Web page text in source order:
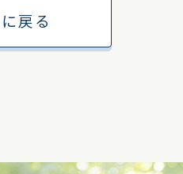
戻る